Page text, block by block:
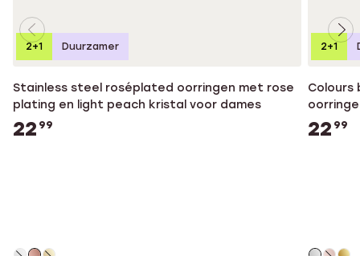
Stainless steel roséplated oorringen met rose
plating en light peach kristal voor dames
22 99
2+1 Duurzamer
Colours
22 99
2+1